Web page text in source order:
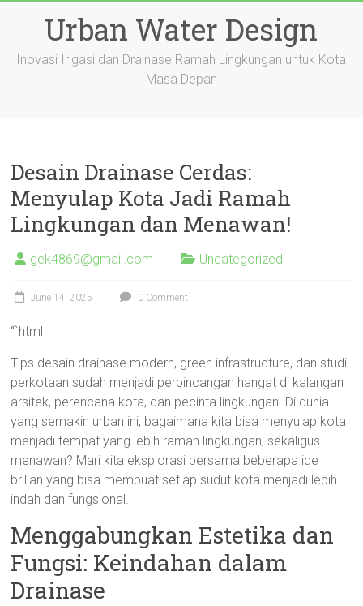
Urban Water Design
Inovasi Irigasi dan Drainase Ramah Lingkungan untuk Kota
Masa Depan
Desain Drainase Cerdas:
Menyulap Kota Jadi Ramah
Lingkungan dan Menawan!
gek4869@gmail.com Uncategorized
June 14, 2025 0 Comment
“`html
Tips desain drainase modern, green infrastructure, dan studi
perkotaan sudah menjadi perbincangan hangat di kalangan
arsitek, perencana kota, dan pecinta lingkungan. Di dunia
yang semakin urban ini, bagaimana kita bisa menyulap kota
menjadi tempat yang lebih ramah lingkungan, sekaligus
menawan? Mari kita eksplorasi bersama beberapa ide
brilian yang bisa membuat setiap sudut kota menjadi lebih
indah dan fungsional.
Menggabungkan Estetika dan
Fungsi: Keindahan dalam
Drainase